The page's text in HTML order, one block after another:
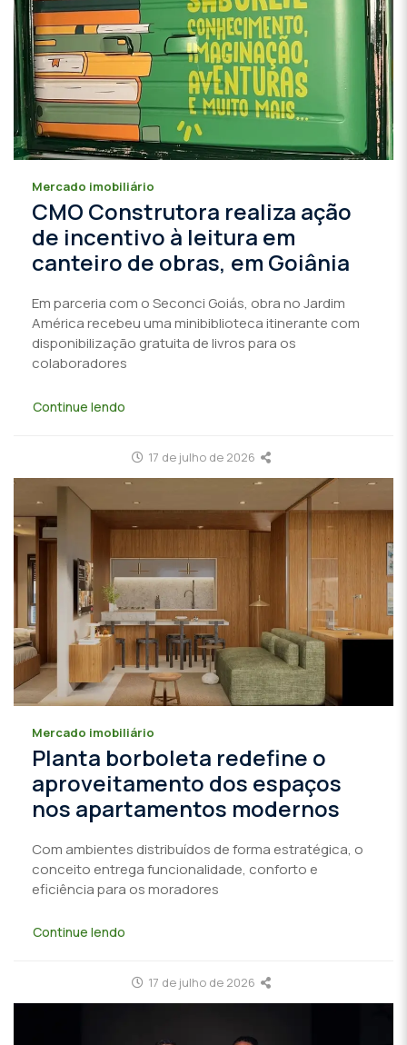
Mercado imobiliário
CMO Construtora realiza ação
de incentivo à leitura em
canteiro de obras, em Goiânia
Em parceria com o Seconci Goiás, obra no Jardim
América recebeu uma minibiblioteca itinerante com
disponibilização gratuita de livros para os
colaboradores
Continue lendo
17 de julho de 2026
Mercado imobiliário
Planta borboleta redefine o
aproveitamento dos espaços
nos apartamentos modernos
Com ambientes distribuídos de forma estratégica, o
conceito entrega funcionalidade, conforto e
eficiência para os moradores
Continue lendo
17 de julho de 2026